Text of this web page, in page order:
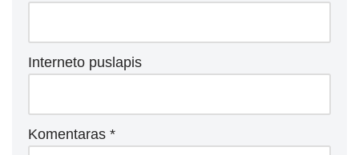
Interneto puslapis
Komentaras *